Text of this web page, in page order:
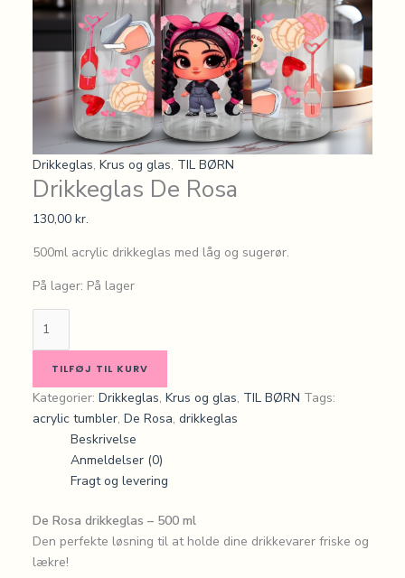
Drikkeglas, Krus og glas, TIL BØRN
Drikkeglas De Rosa
130,00 kr.
500ml acrylic drikkeglas med låg og sugerør.
På lager: På lager
TILFØJ TIL KURV
Kategorier: Drikkeglas, Krus og glas, TIL BØRN Tags:
acrylic tumbler, De Rosa, drikkeglas
Beskrivelse
Anmeldelser (0)
Fragt og levering
De Rosa drikkeglas – 500 ml
Den perfekte løsning til at holde dine drikkevarer friske og
lækre!